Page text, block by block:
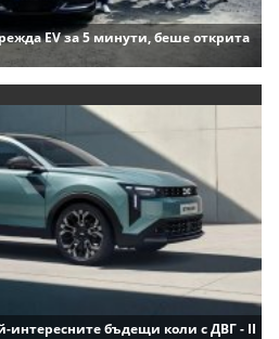
EV за 5 минути, беше открита
интересните бъдещи коли с ДВГ - II